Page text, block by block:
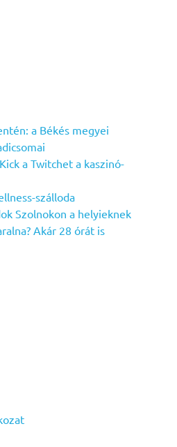
a Békés megyei
a Twitchet a kaszinó-
szálloda
Szolnokon a helyieknek
Akár 28 órát is